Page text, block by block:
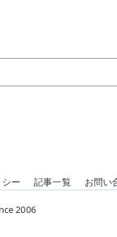
ー 記事一覧 お問い
2006